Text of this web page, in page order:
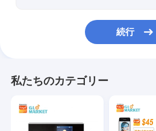
WiFiのスマートなサーモスタット
スマートなカーテン モーター
続行
私たちのカテゴリー